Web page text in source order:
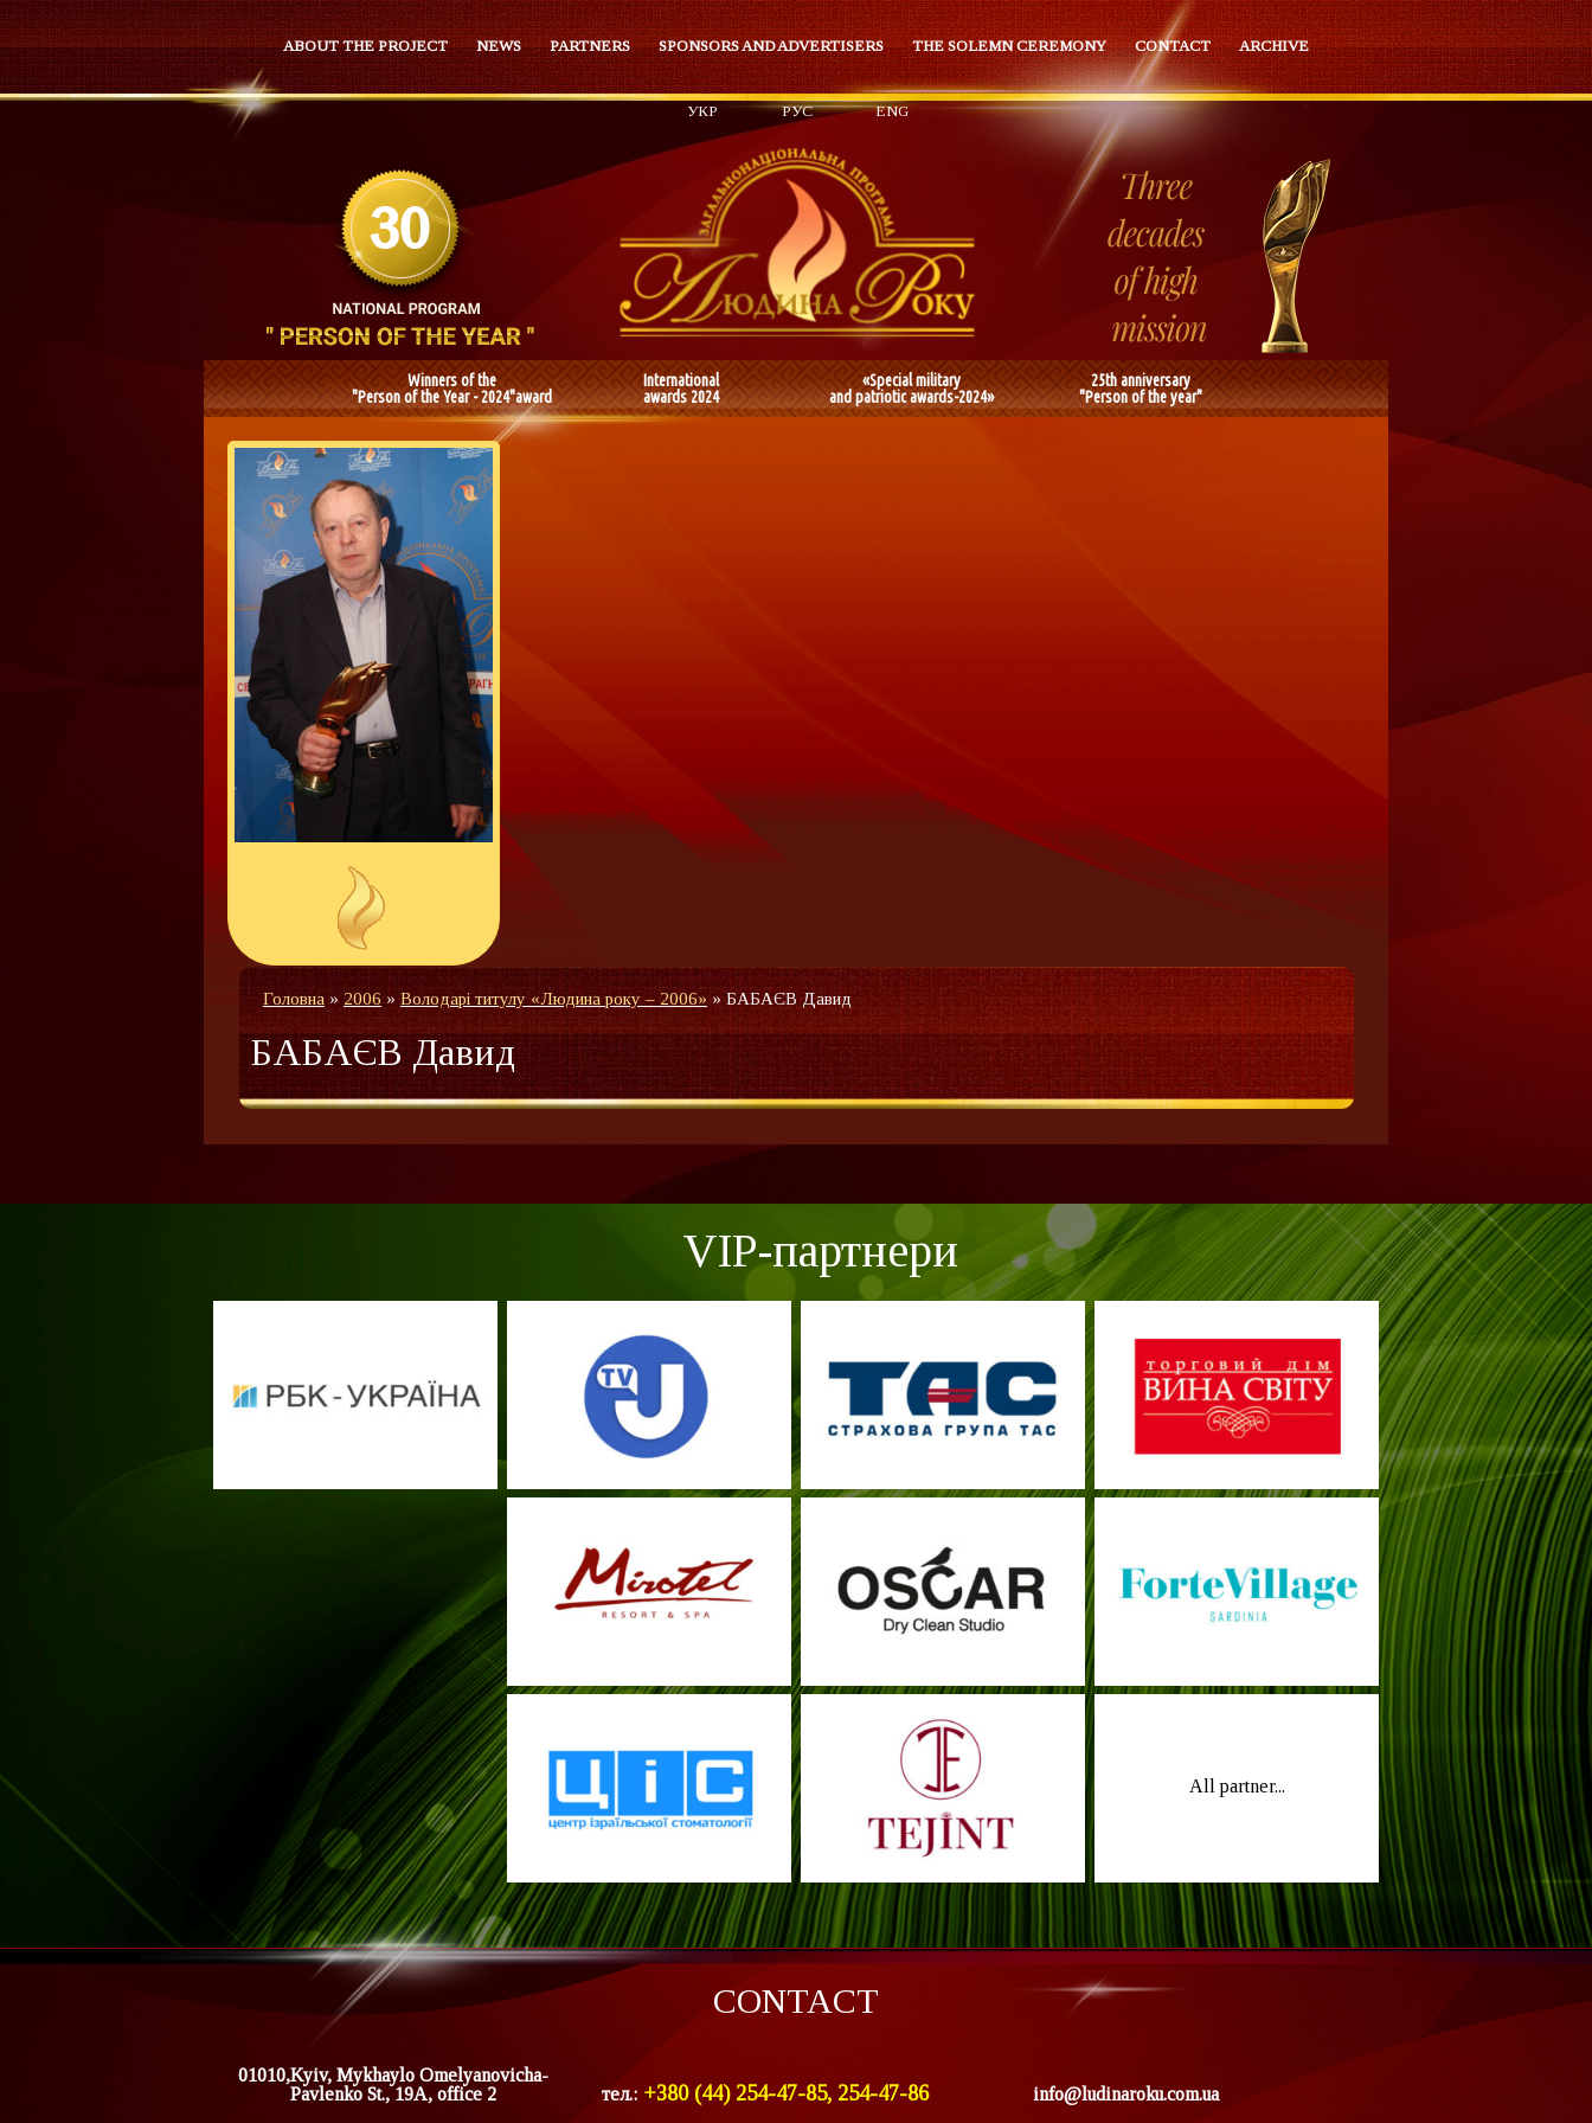
ABOUT THE PROJECT NEWS PARTNERS SPONSORS AND ADVERTISERS THE SOLEMN CEREMONY CONTACT ARCHIVE
УКР РУС ENG
Winners of the
"Person of the Year - 2024"award
International
awards 2024
«Special military
and patriotic awards-2024»
25th anniversary
"Person of the year"
Головна» 2006 » Володарі титулу «Людина року – 2006» » БАБАЄВ Давид
БАБАЄВ Давид
VIP-партнери
All partner...
CONTACT
01010,Kyiv, Mykhaylo Omelyanovicha-
Pavlenko St., 19A, office 2
тел.: +380 (44) 254-47-85, 254-47-86 info@ludinaroku.com.ua